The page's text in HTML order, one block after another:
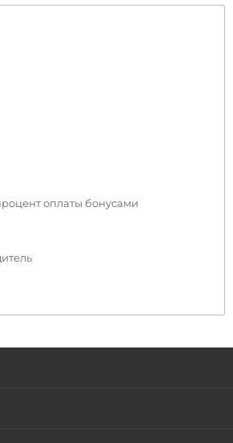
оплаты бонусами